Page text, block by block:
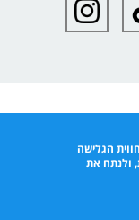
הגלישה
ולנתח את